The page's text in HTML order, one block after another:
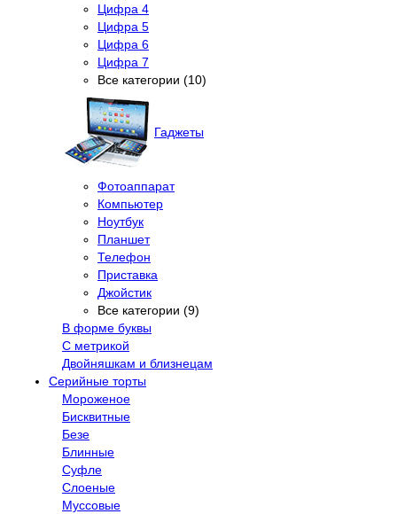
Цифра 4
Цифра 5
Цифра 6
Цифра 7
Все категории (10)
Гаджеты
Фотоаппарат
Компьютер
Ноутбук
Планшет
Телефон
Приставка
Джойстик
Все категории (9)
В форме буквы
С метрикой
Двойняшкам и близнецам
Серийные торты
Мороженое
Бисквитные
Безе
Блинные
Суфле
Слоеные
Муссовые